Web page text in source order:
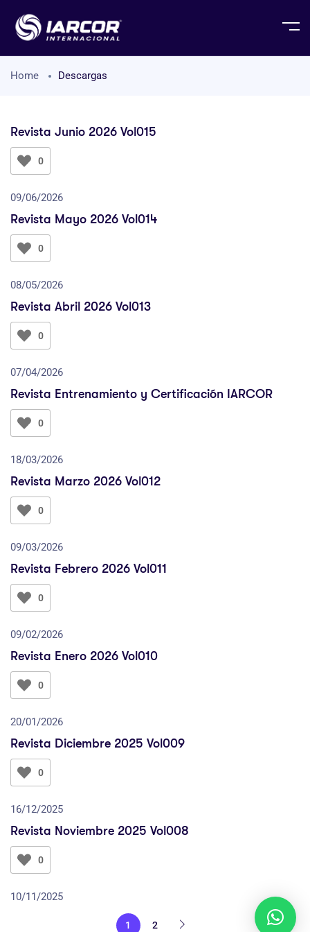
Home Descargas
Revista Junio 2026 Vol015
0
09/06/2026
Revista Mayo 2026 Vol014
0
08/05/2026
Revista Abril 2026 Vol013
0
07/04/2026
Revista Entrenamiento y Certificación IARCOR
0
18/03/2026
Revista Marzo 2026 Vol012
0
09/03/2026
Revista Febrero 2026 Vol011
0
09/02/2026
Revista Enero 2026 Vol010
0
20/01/2026
Revista Diciembre 2025 Vol009
0
16/12/2025
Revista Noviembre 2025 Vol008
0
10/11/2025
1 2